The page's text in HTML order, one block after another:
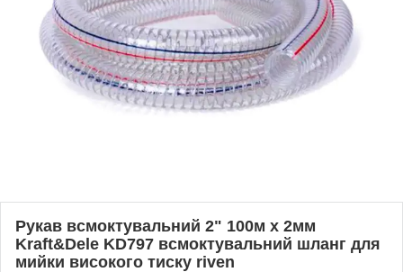
Рукав всмоктувальний 2" 100м x 2мм
Kraft&Dele KD797 всмоктувальний шланг для
мийки високого тиску riven